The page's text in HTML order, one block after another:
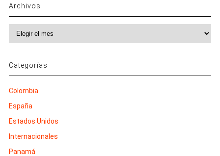
Archivos
Categorías
Colombia
España
Estados Unidos
Internacionales
Panamá